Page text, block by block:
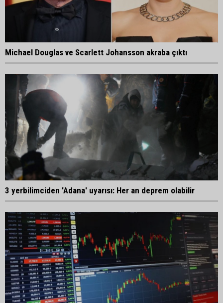
Michael Douglas ve Scarlett Johansson akraba çıktı
3 yerbilimciden 'Adana' uyarısı: Her an deprem olabilir